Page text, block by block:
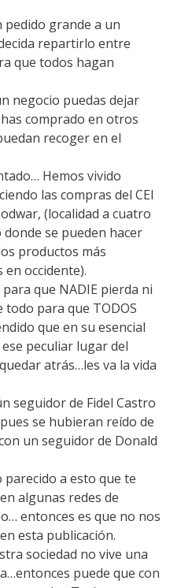
pedido grande a un
repartirlo entre
que todos hagan
negocio puedas dejar
comprado en otros
recoger en el
Hemos vivido
las compras del CEI
(localidad a cuatro
se pueden hacer
productos más
occidente).
que NADIE pierda ni
para que TODOS
que en su esencial
peculiar lugar del
atrás…les va la vida
seguidor de Fidel Castro
se hubieran reído de
un seguidor de Donald
a esto que te
algunas redes de
entonces es que no nos
esta publicación.
sociedad no vive una
puede que con